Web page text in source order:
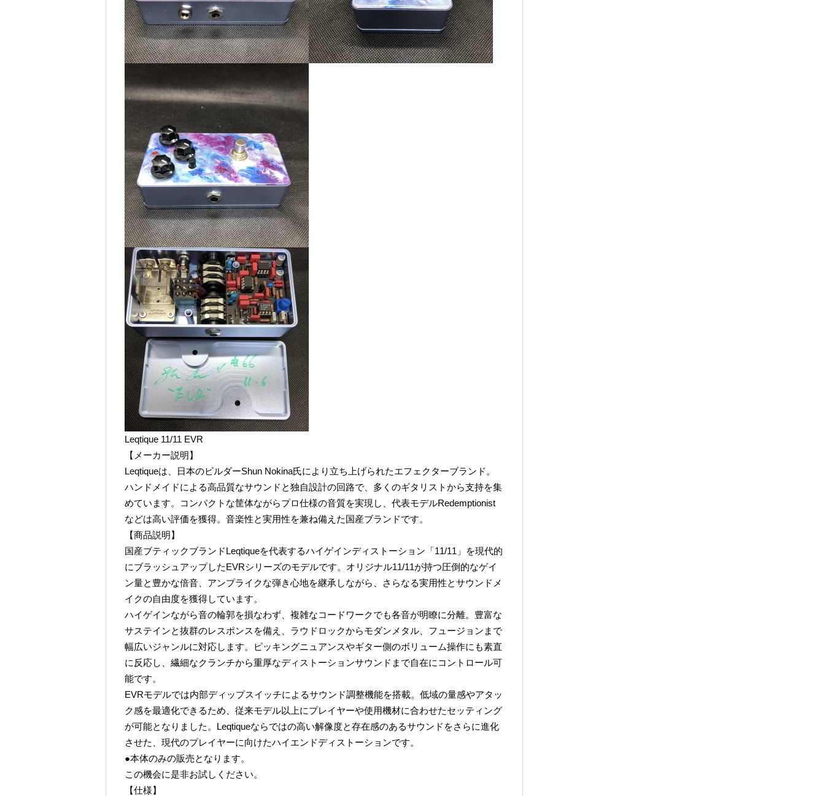
Leqtique 11/11 EVR
【メーカー説明】
Leqtiqueは、日本のビルダーShun Nokina氏により立ち上げられたエフェクターブランド。
ハンドメイドによる高品質なサウンドと独自設計の回路で、多くのギタリストから支持を集
めています。コンパクトな筐体ながらプロ仕様の音質を実現し、代表モデルRedemptionist
などは高い評価を獲得。音楽性と実用性を兼ね備えた国産ブランドです。
【商品説明】
国産ブティックブランドLeqtiqueを代表するハイゲインディストーション「11/11」を現代的
にブラッシュアップしたEVRシリーズのモデルです。オリジナル11/11が持つ圧倒的なゲイ
ン量と豊かな倍音、アンプライクな弾き心地を継承しながら、さらなる実用性とサウンドメ
イクの自由度を獲得しています。
ハイゲインながら音の輪郭を損なわず、複雑なコードワークでも各音が明瞭に分離。豊富な
サステインと抜群のレスポンスを備え、ラウドロックからモダンメタル、フュージョンまで
幅広いジャンルに対応します。ピッキングニュアンスやギター側のボリューム操作にも素直
に反応し、繊細なクランチから重厚なディストーションサウンドまで自在にコントロール可
能です。
EVRモデルでは内部ディップスイッチによるサウンド調整機能を搭載。低域の量感やアタッ
ク感を最適化できるため、従来モデル以上にプレイヤーや使用機材に合わせたセッティング
が可能となりました。Leqtiqueならではの高い解像度と存在感のあるサウンドをさらに進化
させた、現代のプレイヤーに向けたハイエンドディストーションです。
●本体のみの販売となります。
この機会に是非お試しください。
【仕様】